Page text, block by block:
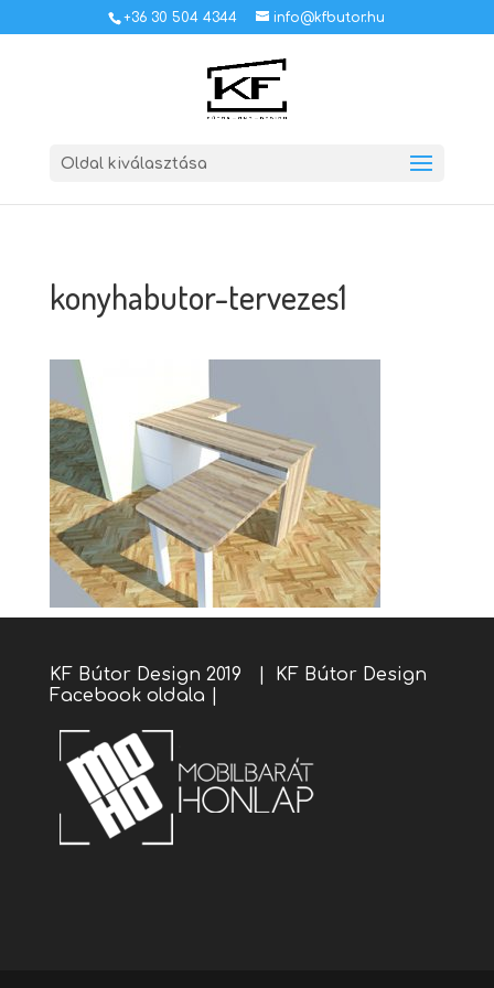
+36 30 504 4344 info@kfbutor.hu
Oldal kiválasztása
konyhabutor-tervezes1
KF Bútor Design 2019 |
KF Bútor Design
Facebook oldala